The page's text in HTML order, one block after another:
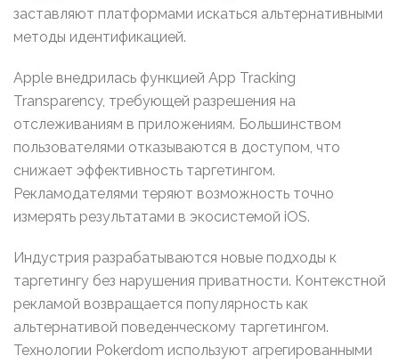
заставляют платформами искаться альтернативными
методы идентификацией.
Apple внедрилась функцией App Tracking
Transparency, требующей разрешения на
отслеживаниям в приложениям. Большинством
пользователями отказываются в доступом, что
снижает эффективность таргетингом.
Рекламодателями теряют возможность точно
измерять результатами в экосистемой iOS.
Индустрия разрабатываются новые подходы к
таргетингу без нарушения приватности. Контекстной
рекламой возвращается популярность как
альтернативой поведенческому таргетингом.
Технологии Pokerdom используют агрегированными